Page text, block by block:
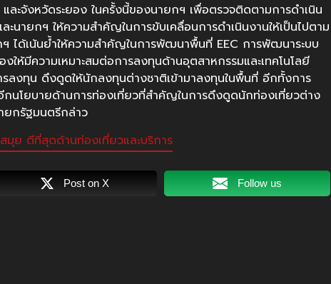
ละจังหวัดระยอง ในครั้งนี้ของนายกฯ เพื่อตรวจติดตามการดำเนิน
นายกฯ ให้ความสำคัญในการขับเคลื่อนการดำเนินงานให้เป็นไปตาม
ฯ ได้เน้นย้ำให้ความสำคัญในการพัฒนาพื้นที่ EEC การพัฒนาระบบ
ห้มีความเหมาะสมต่อการลงทุนด้านอุตสาหกรรมและเทคโนโลยี
รลงทุน ดึงดูดให้นักลงทุนต่างชาติเข้ามาลงทุนในพื้นที่ อีกทั้งการ
กนโยบายด้านการท่องเที่ยวที่สำคัญในการดึงดูดนักท่องเที่ยวต่าง
ายกรัฐมนตรีกล่าว
มุย ดีที่สุดด้านท่องเที่ยวและบริการ
Post on X Follow us